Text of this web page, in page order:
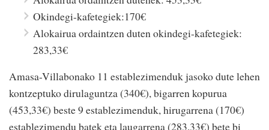
Okindegi-kafetegiek:170€
Alokairua ordaintzen duten okindegi-kafetegiek:
283,33€
Amasa-Villabonako 11 establezimenduk jasoko dute lehen
kontzeptuko dirulaguntza (340€), bigarren kopurua
(453,33€) beste 9 establezimenduk, hirugarrena (170€)
establezimendu batek eta laugarrena (283,33€) bete bi